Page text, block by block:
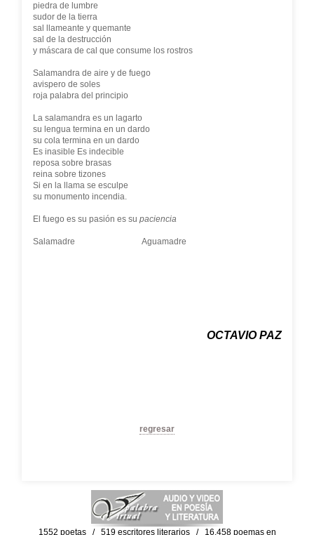
piedra de lumbre
sudor de la tierra
sal llameante y quemante
sal de la destrucción
y máscara de cal que consume los rostros
Salamandra de aire y de fuego
avispero de soles
roja palabra del principio
La salamandra es un lagarto
su lengua termina en un dardo
su cola termina en un dardo
Es inasible Es indecible
reposa sobre brasas
reina sobre tizones
Si en la llama se esculpe
su monumento incendia.
El fuego es su pasión es su paciencia
Salamadre Aguamadre
OCTAVIO PAZ
regresar
1552 poetas / 519 escritores literarios / 16,458 poemas en